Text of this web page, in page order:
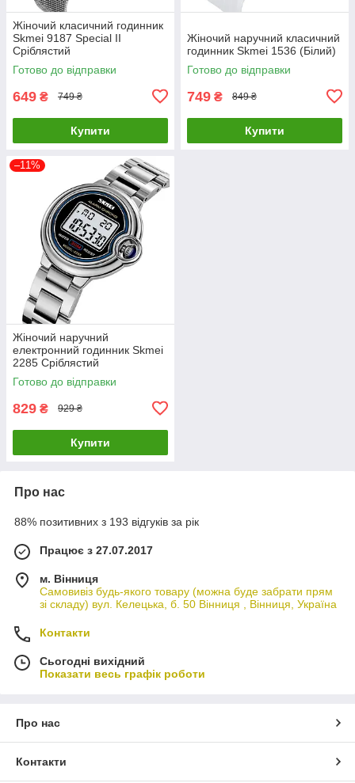
Жіночий класичний годинник
Skmei 9187 Special ІІ
Сріблястий
Готово до відправки
649 ₴ 749 ₴
Купити
Жіночий наручний класичний
годинник Skmei 1536 (Білий)
Готово до відправки
749 ₴ 849 ₴
Купити
–11%
Жіночий наручний
електронний годинник Skmei
2285 Сріблястий
Готово до відправки
829 ₴ 929 ₴
Купити
Про нас
88% позитивних з 193 відгуків за рік
Працює з 27.07.2017
м. Вінниця
Самовивіз будь-якого товару (можна буде забрати прям
зі складу) вул. Келецька, б. 50 Вінниця , Вінниця, Україна
Контакти
Сьогодні вихідний
Показати весь графік роботи
Про нас
Контакти